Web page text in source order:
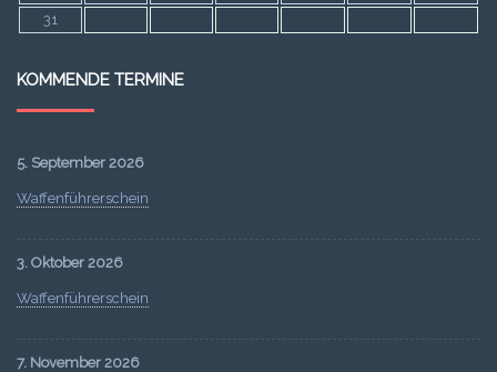
31
KOMMENDE TERMINE
5. September 2026
Waffenführerschein
3. Oktober 2026
Waffenführerschein
7. November 2026